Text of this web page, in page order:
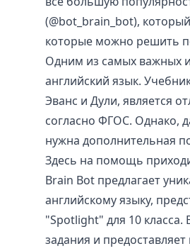
(@bot_brain_bot),
которые можно решить
Одним из самых важных
английский язык.
Эванс и Дули, является
согласно ФГОС. Однако,
нужна дополнительная
Здесь на помощь
Brain Bot предлагает
английскому языку,
"Spotlight" для 10
задания и